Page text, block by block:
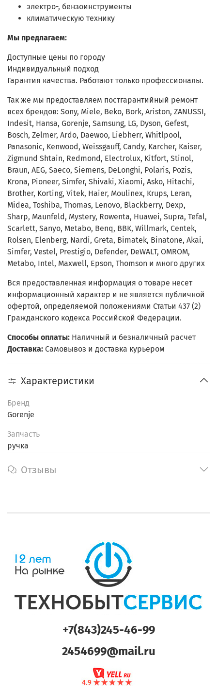
электро-, бензоинструменты
климатическую технику
Мы предлагаем:
Доступные цены по городу
Индивидуальный подход
Гарантия качества. Работают только профессионалы.
Так же мы предоставляем постгарантийный ремонт
всех брендов: Sony, Miele, Beko, Bork, Ariston, ZANUSSI,
Indesit, Hansa, Gorenje, Samsung, LG, Dyson, Gefest,
Bosch, Zelmer, Ardo, Daewoo, Liebherr, Whitlpool,
Panasonic, Kenwood, Weissgauff, Candy, Karcher, Kaiser,
Zigmund Shtain, Redmond, Electrolux, Kitfort, Stinol,
Braun, AEG, Saeco, Siemens, DeLonghi, Polaris, Pozis,
Krona, Pioneer, Simfer, Shivaki, Xiaomi, Asko, Hitachi,
Brother, Korting, Vitek, Haier, Moulinex, Krups, Leran,
Midea, Toshiba, Thomas, Lenovo, Blackberry, Dexp,
Sharp, Maunfeld, Mystery, Rowenta, Huawei, Supra, Tefal,
Scarlett, Sanyo, Metabo, Benq, BBK, Willmark, Centek,
Rolsen, Elenberg, Nardi, Greta, Bimatek, Binatone, Akai,
Simfer, Vestel, Prestigio, Defender, DeWALT, OMROM,
Metabo, Intel, Maxwell, Epson, Thomson и много других
Вся предоставленная информация о товаре несет
информационный характер и не является публичной
офертой, определяемой положениями Статьи 437 (2)
Гражданского кодекса Российской Федерации.
Способы оплаты: Наличный и безналичный расчет
Доставка: Самовывоз и доставка курьером
Характеристики
Бренд
Gorenje
Запчасть
ручка
Отзывы
+7(843)245-46-99
2454699@mail.ru